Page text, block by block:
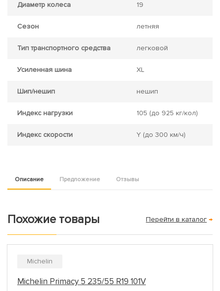
Диаметр колеса 19
Сезон летняя
Тип транспортного средства легковой
Усиленная шина XL
Шип/нешип нешип
Индекс нагрузки 105 (до 925 кг/кол)
Индекс скорости Y (до 300 км/ч)
Описание Предложение Отзывы
Похожие товары Перейти в каталог →
Michelin
Michelin Primacy 5 235/55 R19 101V